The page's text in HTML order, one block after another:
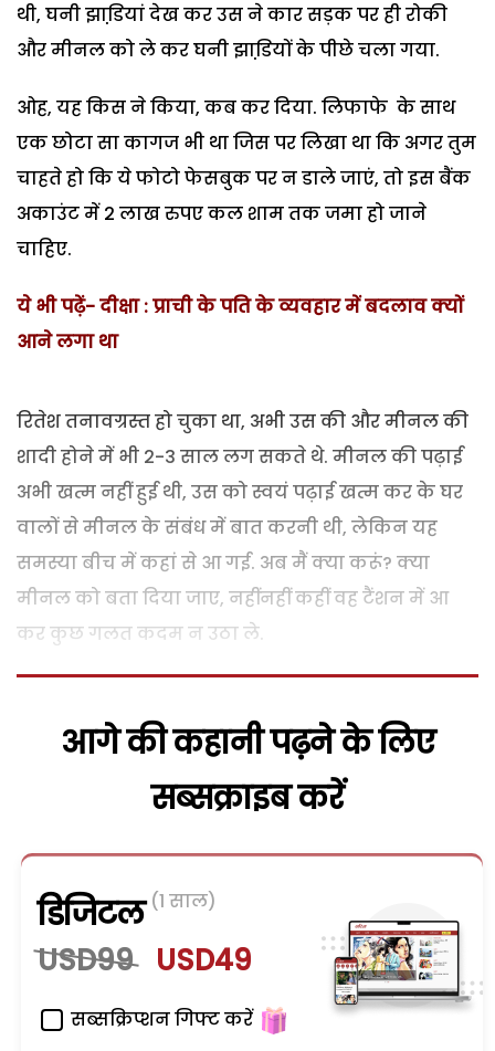
थी, घनी झाडि़यां देख कर उस ने कार सड़क पर ही रोकी
और मीनल को ले कर घनी झाडि़यों के पीछे चला गया.
ओह, यह किस ने किया, कब कर दिया. लिफाफे के साथ
एक छोटा सा कागज भी था जिस पर लिखा था कि अगर तुम
चाहते हो कि ये फोटो फेसबुक पर न डाले जाएं, तो इस बैंक
अकाउंट में 2 लाख रुपए कल शाम तक जमा हो जाने
चाहिए.
ये भी पढ़ें- दीक्षा : प्राची के पति के व्यवहार में बदलाव क्यों
आने लगा था
रितेश तनावग्रस्त हो चुका था, अभी उस की और मीनल की
शादी होने में भी 2-3 साल लग सकते थे. मीनल की पढ़ाई
अभी खत्म नहीं हुई थी, उस को स्वयं पढ़ाई खत्म कर के घर
वालों से मीनल के संबंध में बात करनी थी, लेकिन यह
समस्या बीच में कहां से आ गई. अब मैं क्या करूं? क्या
मीनल को बता दिया जाए, नहींनहीं कहीं वह टैंशन में आ
कर कुछ गलत कदम न उठा ले.
आगे की कहानी पढ़ने के लिए
सब्सक्राइब करें
डिजिटल (1 साल)
USD99 USD49
सब्सक्रिप्शन गिफ्ट करें